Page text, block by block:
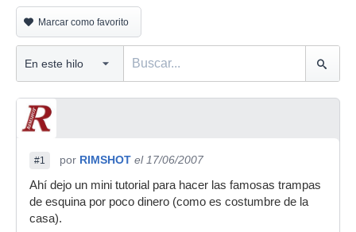
Marcar como favorito
#1 por RIMSHOT el 17/06/2007
Ahí dejo un mini tutorial para hacer las famosas trampas
de esquina por poco dinero (como es costumbre de la
casa).